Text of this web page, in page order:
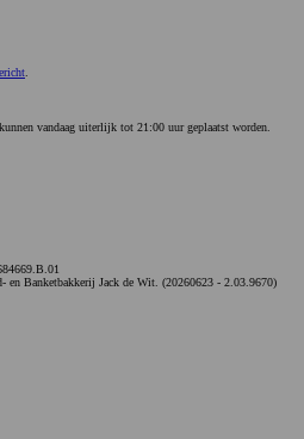
.
vandaag uiterlijk tot 21:00 uur geplaatst worden.
Banketbakkerij Jack de Wit. (20260623 - 2.03.9670)